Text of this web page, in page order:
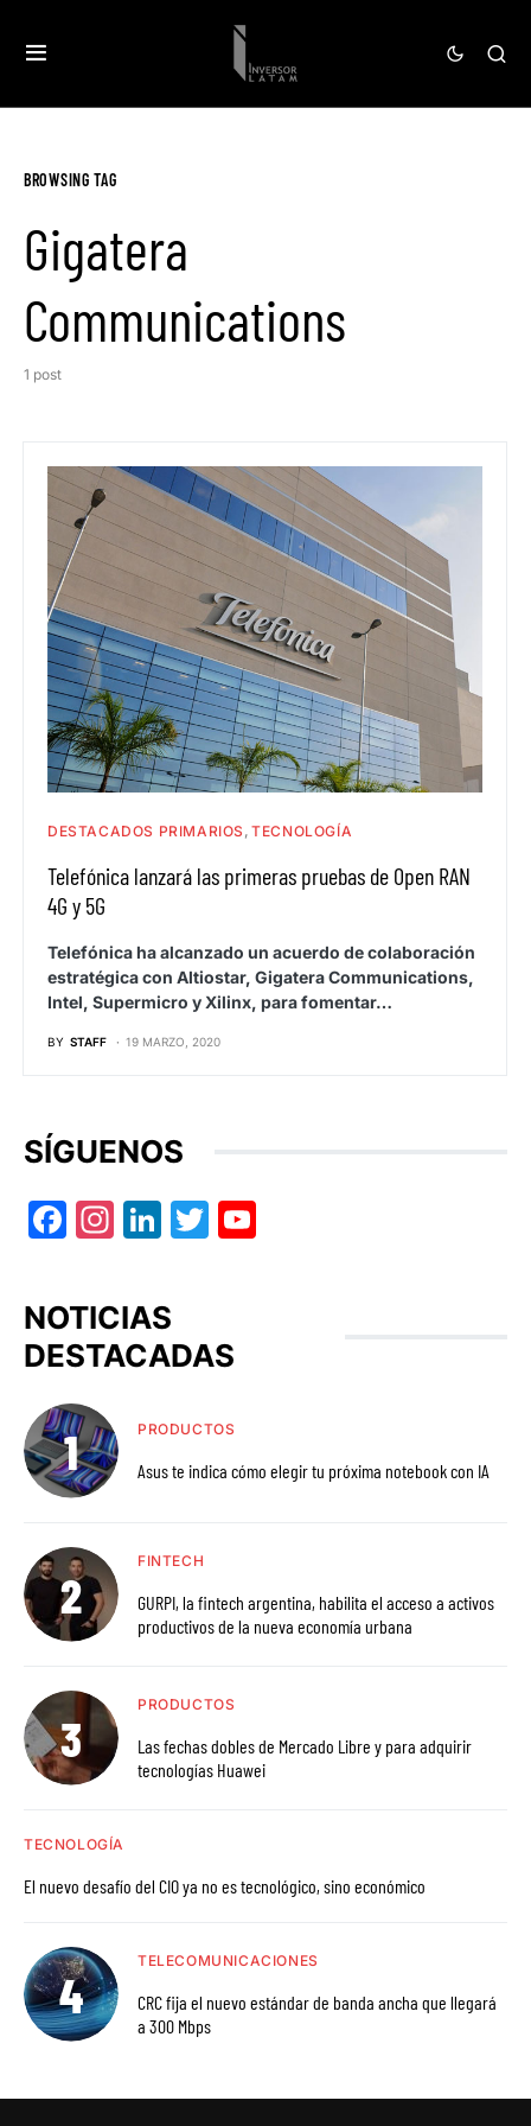
BROWSING TAG
Gigatera
Communications
1 post
DESTACADOS PRIMARIOS TECNOLOGÍA
Telefónica lanzará las primeras pruebas de Open RAN
4G y 5G
Telefónica ha alcanzado un acuerdo de colaboración
estratégica con Altiostar, Gigatera Communications,
Intel, Supermicro y Xilinx, para fomentar…
BY STAFF 19 MARZO, 2020
SÍGUENOS
Facebook
Instagram
LinkedIn
Twitter
NOTICIAS
DESTACADAS
PRODUCTOS
Asus te indica cómo elegir tu próxima notebook con IA
FINTECH
GURPI, la fintech argentina, habilita el acceso a activos
productivos de la nueva economía urbana
PRODUCTOS
Las fechas dobles de Mercado Libre y para adquirir
tecnologías Huawei
TECNOLOGÍA
El nuevo desafío del CIO ya no es tecnológico, sino económico
TELECOMUNICACIONES
CRC fija el nuevo estándar de banda ancha que llegará
a 300 Mbps